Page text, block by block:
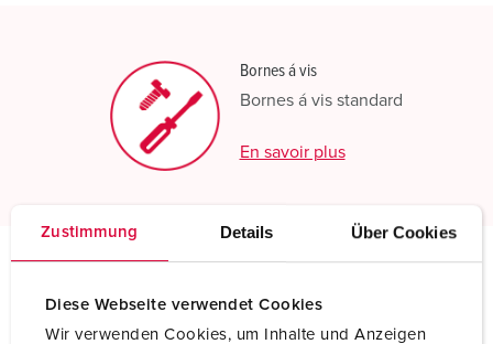
Zustimmung Details Über Cookies
Diese Webseite verwendet Cookies
Wir verwenden Cookies, um Inhalte und Anzeigen
Bornes á vis
Bornes á vis standard
En savoir plus
Fiche AM-TOP® TM 24773